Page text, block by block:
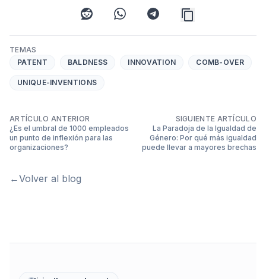
reddit whatsapptelegram
TEMAS
PATENT
BALDNESS INNOVATION COMB-OVER
UNIQUE-INVENTIONS
ARTÍCULO ANTERIOR
¿Es el umbral de 1000 empleados
un punto de inflexión para las
organizaciones?
SIGUIENTE ARTÍCULO
La Paradoja de la Igualdad de
Género: Por qué más igualdad
puede llevar a mayores brechas
←Volver al blog